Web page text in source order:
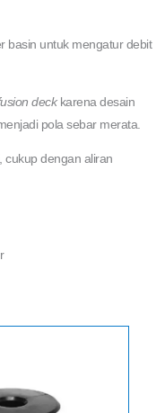
basin untuk mengatur debit
deckkarena desain
pola sebar merata.
cukup dengan aliran